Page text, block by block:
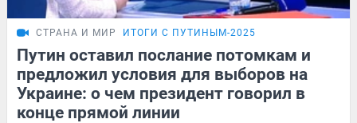
СТРАНА И МИР ИТОГИ С ПУТИНЫМ-2025
Путин оставил послание потомкам и
предложил условия для выборов на
Украине: о чем президент говорил в
конце прямой линии